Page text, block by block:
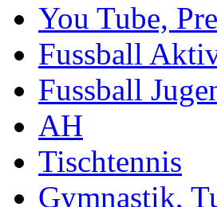
You Tube,
Fussball
Fussball
AH
Tischtennis
Gymnastik,